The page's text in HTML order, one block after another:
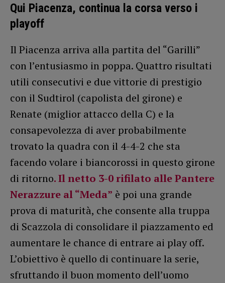
Qui Piacenza, continua la corsa verso i
playoff
Il Piacenza arriva alla partita del “Garilli”
con l’entusiasmo in poppa. Quattro risultati
utili consecutivi e due vittorie di prestigio
con il Sudtirol (capolista del girone) e
Renate (miglior attacco della C) e la
consapevolezza di aver probabilmente
trovato la quadra con il 4-4-2 che sta
facendo volare i biancorossi in questo girone
di ritorno. Il netto 3-0 rifilato alle Pantere
Nerazzure al “Meda” è poi una grande
prova di maturità, che consente alla truppa
di Scazzola di consolidare il piazzamento ed
aumentare le chance di entrare ai play off.
L’obiettivo è quello di continuare la serie,
sfruttando il buon momento dell’uomo